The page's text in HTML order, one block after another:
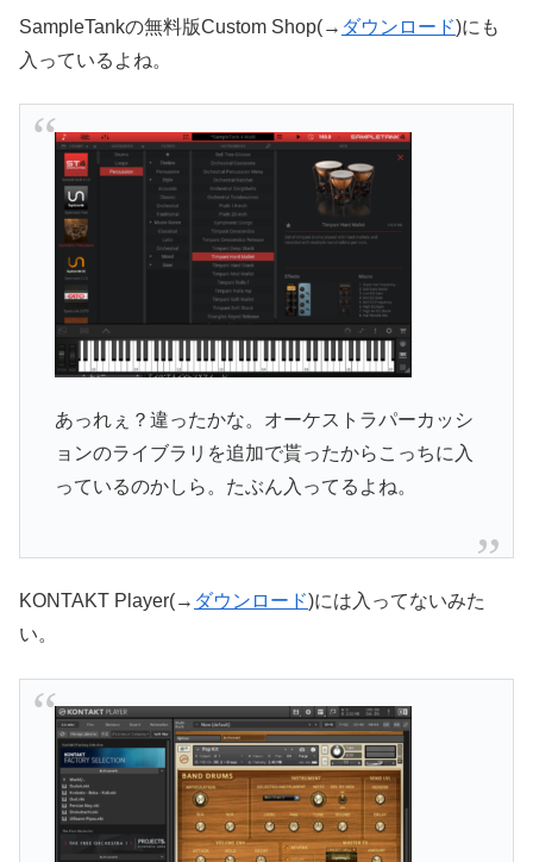
SampleTankの無料版Custom Shop(→ ダウンロード)にも
入っているよね。
あっれぇ？違ったかな。オーケストラパーカッシ
ョンのライブラリを追加で貰ったからこっちに入
っているのかしら。たぶん入ってるよね。
KONTAKT Player(→ ダウンロード)には入ってないみた
い。